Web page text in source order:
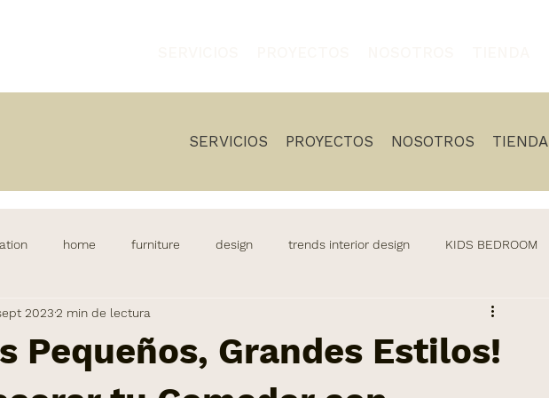
SERVICIOS PROYECTOS NOSOTROS TIENDA
home furniture design trends interior design KIDS BEDROOM
lifestyle decor Decoration
diseño de cocinas iluminacion lamparas
Pequeños, Grandes Estilos!
20232 min de lectura